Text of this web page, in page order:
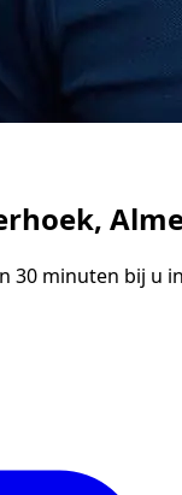
30 minuten bij u